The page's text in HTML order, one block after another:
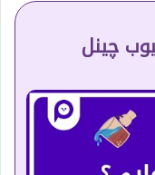
چینل